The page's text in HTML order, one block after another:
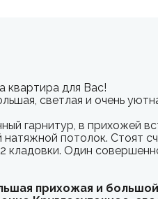
квартира для Вас!
светлая и очень
гарнитур, в прихожей
натяжной потолок. Стоят
кладовки. Один
прихожая и